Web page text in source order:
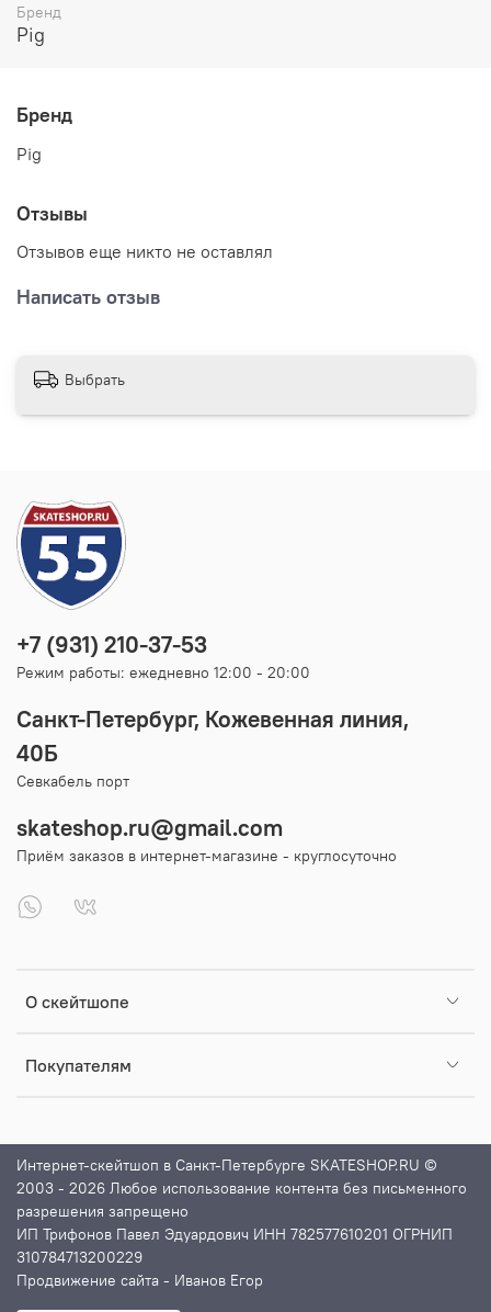
Бренд
Pig
Бренд
Pig
Отзывы
Отзывов еще никто не оставлял
Написать отзыв
Выбрать
О скейтшопе
Покупателям
+7 (931) 210-37-53
Режим работы: ежедневно 12:00 - 20:00
Санкт-Петербург, Кожевенная линия,
40Б
Севкабель порт
skateshop.ru@gmail.com
Приём заказов в интернет-магазине - круглосуточно
Интернет-скейтшоп в Санкт-Петербурге SKATESHOP.RU ©
2003 - 2026 Любое использование контента без письменного
разрешения запрещено
ИП Трифонов Павел Эдуардович ИНН 782577610201 ОГРНИП
310784713200229
Продвижение сайта - Иванов Егор